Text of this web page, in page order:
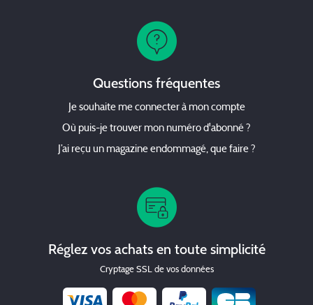
Questions fréquentes
Je souhaite me connecter à mon compte
Où puis-je trouver mon numéro d'abonné ?
J’ai reçu un magazine endommagé, que faire ?
Réglez vos achats en toute simplicité
Cryptage SSL de vos données